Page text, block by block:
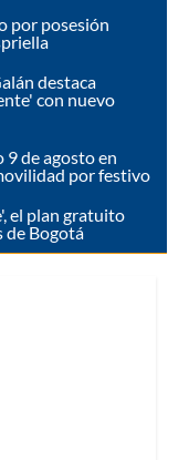
por posesión
destaca
con nuevo
9 de agosto en
por festivo
el plan gratuito
de Bogotá